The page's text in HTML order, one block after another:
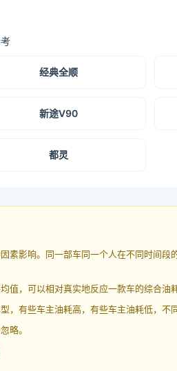
经典全顺
新途V90
都灵
素影响。同一部车同一个人在不同时间
值，可以相对真实地反应一款车的综合油
，有些车主油耗高，有些车主油耗低，不
略。